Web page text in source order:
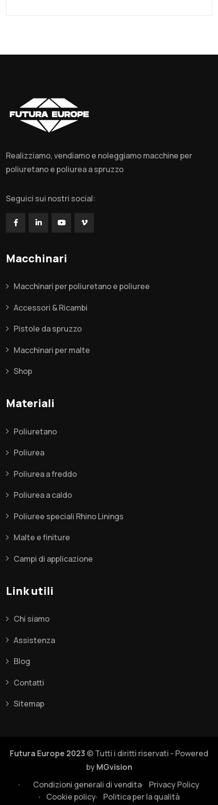
Realizziamo, vendiamo e noleggiamo macchine per
poliuretano e poliurea a spruzzo
Seguici sui nostri social:
Macchinari
Macchinari per poliuretano e poliuree
Accessori & Ricambi
Pistole da spruzzo
Macchinari per malte
Shop
Materiali
Poliuretano
Poliurea
Poliurea a freddo
Poliurea a caldo
Poliuree speciali Rhino Linings
Malte e finiture
Campi di applicazione
Link utili
Chi siamo
Assistenza
Blog
Contatti
Sitemap
Futura Europe 2023 © Tutti i diritti riservati - Powered
byMGvision
Condizioni generali di vendita
Privacy Policy
Cookie policy
Politica per la qualità